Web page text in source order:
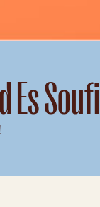
Es Soufi